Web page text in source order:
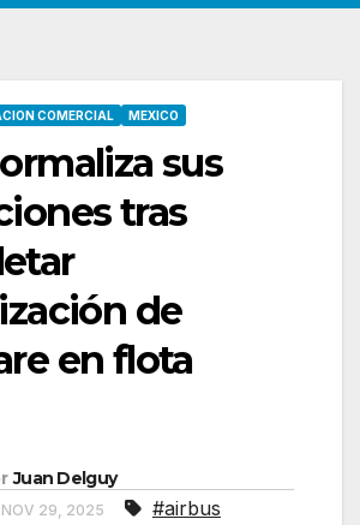
COMERCIAL MEXICO
sus
tras
de
en flota
Juan Delguy
NOV 29, 2025 #airbus